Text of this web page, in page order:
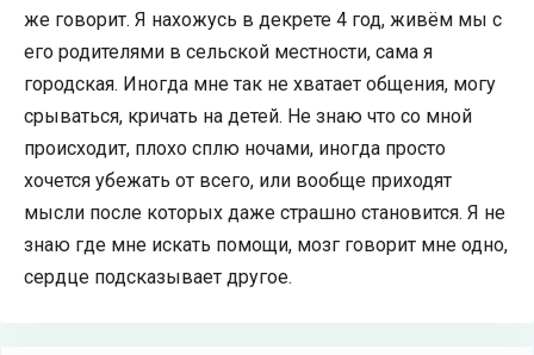
же говорит. Я нахожусь в декрете 4 год, живём мы с
его родителями в сельской местности, сама я
городская. Иногда мне так не хватает общения, могу
срываться, кричать на детей. Не знаю что со мной
происходит, плохо сплю ночами, иногда просто
хочется убежать от всего, или вообще приходят
мысли после которых даже страшно становится. Я не
знаю где мне искать помощи, мозг говорит мне одно,
сердце подсказывает другое.